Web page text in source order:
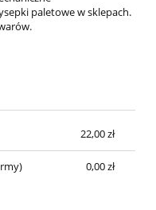
paletowe w sklepach.
płatności
22,00 zł
0,00 zł